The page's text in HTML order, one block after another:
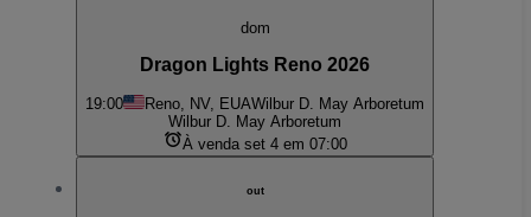
dom
Dragon Lights Reno 2026
19:00 Reno, NV, EUAWilbur D. May Arboretum
Wilbur D. May Arboretum
À venda set 4 em 07:00
out